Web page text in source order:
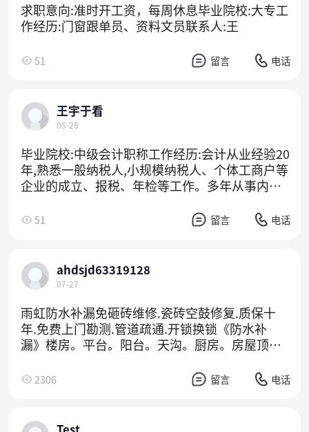
求职意向:准时开工资，每周休息毕业院校:大专工
作经历:门窗跟单员、资料文员联系人:王
51 留言 电话
王宇于看
05-28
毕业院校:中级会计职称工作经历:会计从业经验20
年,熟悉一般纳税人,小规模纳税人、个体工商户等
企业的成立、报税、年检等工作。多年从事内外
等。熟悉出口退税、成本核算、高新技术企业调
账等业务，有意向可电话咨询。
51 留言 电话
ahdsjd63319128
07-27
雨虹防水补漏免砸砖维修.瓷砖空鼓修复.质保十
年.免费上门勘测.管道疏通.开锁换锁《防水补
漏》楼房。平台。阳台。天沟。厨房。房屋顶。
水,漏水维修,漏水修补,免砸砖,快速维修。钢结构
漏水维修。漏水检测,暗管漏水检测,暗管道漏水精
水维修。高压注浆。诚信服务。白蚁防治,白蚁灭
2306 留言 电话